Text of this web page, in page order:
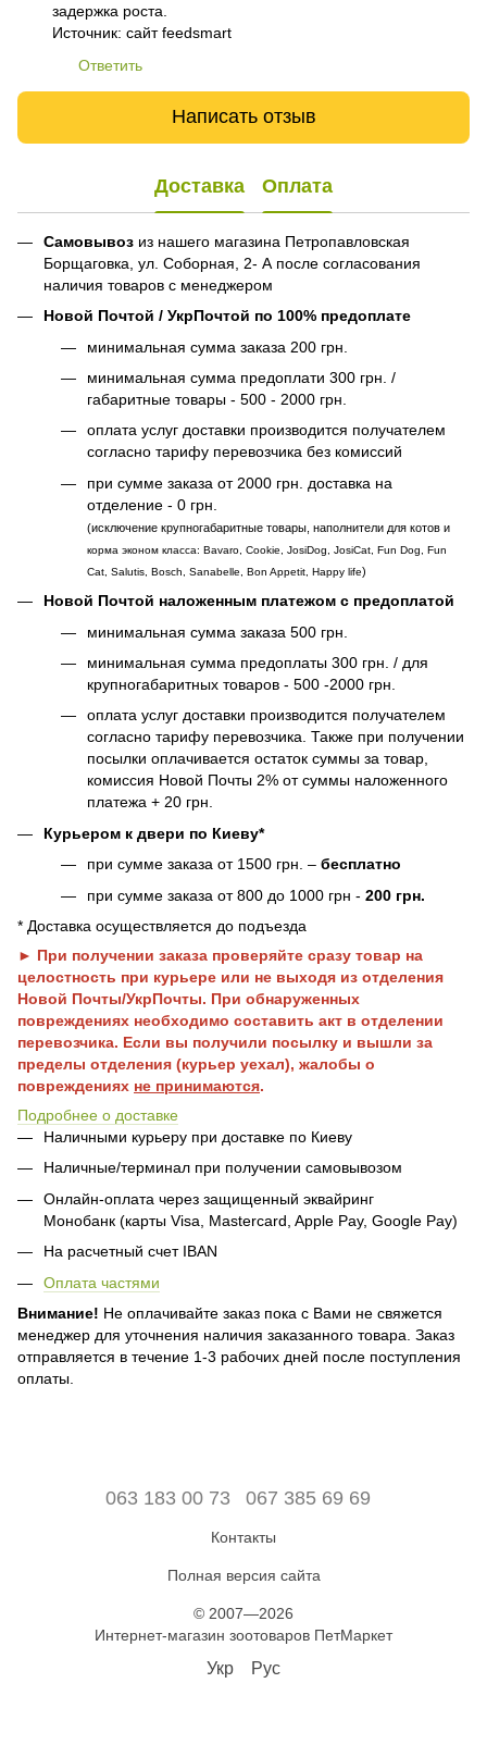
задержка роста.
Источник: сайт feedsmart
Ответить
Написать отзыв
Доставка Оплата
Самовывоз из нашего магазина Петропавловская
Борщаговка, ул. Соборная, 2- А после согласования
наличия товаров с менеджером
Новой Почтой / УкрПочтой по 100% предоплате
минимальная сумма заказа 200 грн.
минимальная сумма предоплати 300 грн. /
габаритные товары - 500 - 2000 грн.
оплата услуг доставки производится получателем
согласно тарифу перевозчика без комиссий
при сумме заказа от 2000 грн. доставка на
отделение - 0 грн.
(исключение крупногабаритные товары, наполнители для котов и
корма эконом класса: Bavaro, Cookie, JosiDog, JosiCat, Fun Dog, Fun
Cat, Salutis, Bosch, Sanabelle, Bon Appetit, Happy life)
Новой Почтой наложенным платежом с предоплатой
минимальная сумма заказа 500 грн.
минимальная сумма предоплаты 300 грн. / для
крупногабаритных товаров - 500 -2000 грн.
оплата услуг доставки производится получателем
согласно тарифу перевозчика. Также при получении
посылки оплачивается остаток суммы за товар,
комиссия Новой Почты 2% от суммы наложенного
платежа + 20 грн.
Курьером к двери по Киеву*
при сумме заказа от 1500 грн. – бесплатно
при сумме заказа от 800 до 1000 грн - 200 грн.
* Доставка осуществляется до подъезда
► При получении заказа проверяйте сразу товар на
целостность при курьере или не выходя из отделения
Новой Почты/УкрПочты. При обнаруженных
повреждениях необходимо составить акт в отделении
перевозчика. Если вы получили посылку и вышли за
пределы отделения (курьер уехал), жалобы о
повреждениях не принимаются.
Подробнее о доставке
Наличными курьеру при доставке по Киеву
Наличные/терминал при получении самовывозом
Онлайн-оплата через защищенный эквайринг
Монобанк (карты Visa, Mastercard, Apple Pay, Google Pay)
На расчетный счет IBAN
Оплата частями
Внимание! Не оплачивайте заказ пока с Вами не свяжется
менеджер для уточнения наличия заказанного товара. Заказ
отправляется в течение 1-3 рабочих дней после поступления
оплаты.
063 183 00 73 067 385 69 69
Контакты
Полная версия сайта
© 2007—2026
Интернет-магазин зоотоваров ПетМаркет
Укр Рус